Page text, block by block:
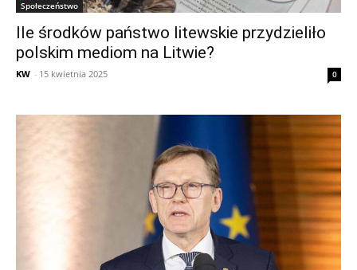
Społeczeństwo
Ile środków państwo litewskie przydzieliło
polskim mediom na Litwie?
KW - 15 kwietnia 2025 0